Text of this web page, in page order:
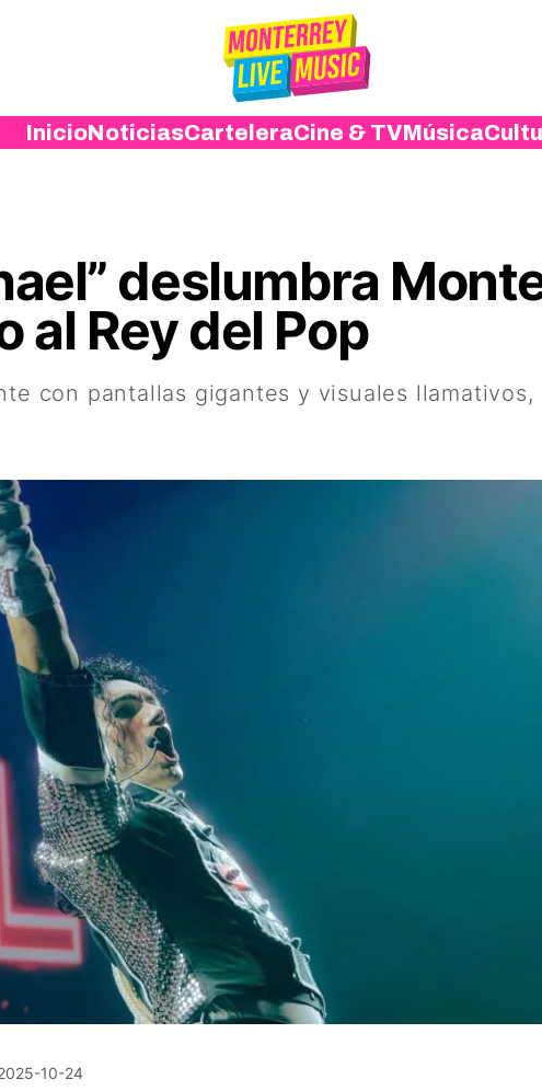
InicioNoticiasCarteleraCine & TVMúsica
deslumbra
al Rey del Pop
con pantallas gigantes y visuales
10-24